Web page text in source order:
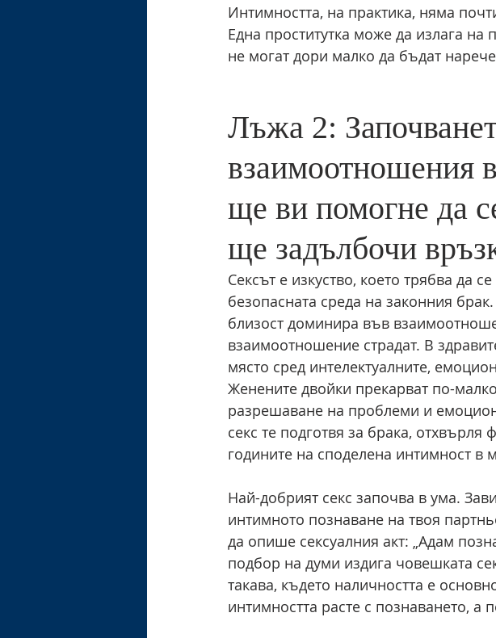
Интимността, на практика, няма
Една проститутка може да излага
не могат дори малко да бъдат
Лъжа 2:
взаимоотношения
ще ви помогне да
ще задълбочи
Сексът е изкуство, което трябва да
безопасната среда на законния
близост доминира във
взаимоотношение страдат. В
място сред интелектуалните,
Женените двойки прекарват по-
разрешаване на проблеми и
секс те подготвя за брака, отхвърля
годините на споделена интимност в
Най-добрият секс започва в ума.
интимното познаване на твоя
да опише сексуалния акт: „Адам
подбор на думи издига човешката
такава, където наличността е
интимността расте с познаването, а